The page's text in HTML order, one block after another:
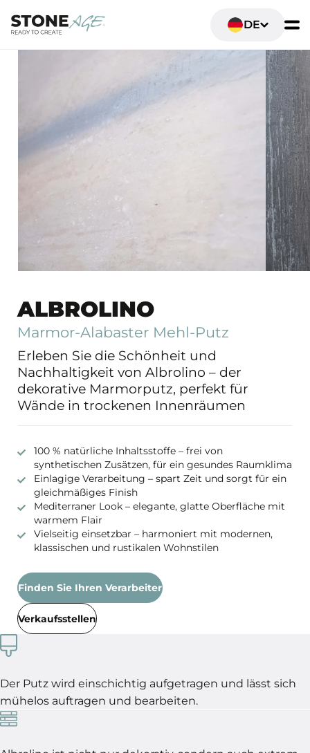
DE
ALBROLINO
Marmor-Alabaster Mehl-Putz
Erleben Sie die Schönheit und
Nachhaltigkeit von Albrolino – der
dekorative Marmorputz, perfekt für
Wände in trockenen Innenräumen
100 % natürliche Inhaltsstoffe – frei von
synthetischen Zusätzen, für ein gesundes Raumklima
Einlagige Verarbeitung – spart Zeit und sorgt für ein
gleichmäßiges Finish
Mediterraner Look – elegante, glatte Oberfläche mit
warmem Flair
Vielseitig einsetzbar – harmoniert mit modernen,
klassischen und rustikalen Wohnstilen
Finden Sie Ihren Verarbeiter
Verkaufsstellen
Der Putz wird einschichtig aufgetragen und lässt sich
mühelos auftragen und bearbeiten.